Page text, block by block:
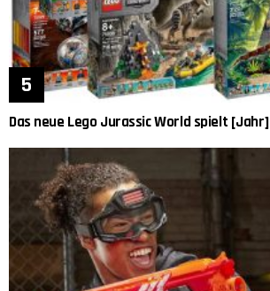
Das neue Lego Jurassic World spielt [Jahr]